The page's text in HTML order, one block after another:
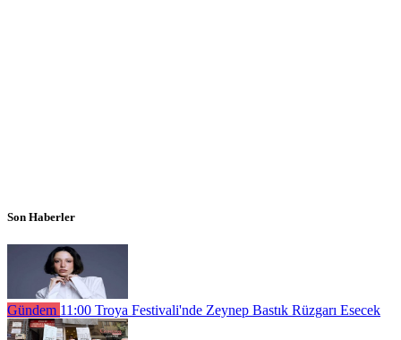
Son Haberler
Gündem 11:00 Troya Festivali'nde Zeynep Bastık Rüzgarı Esecek